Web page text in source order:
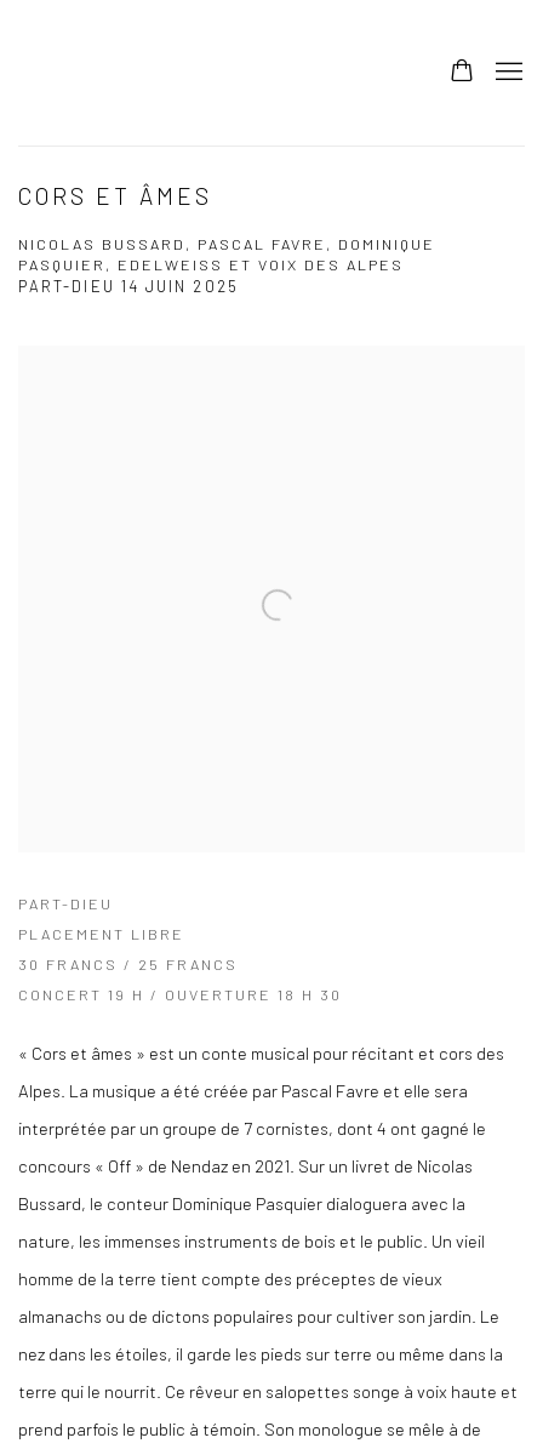
CORS ET ÂMES
NICOLAS BUSSARD, PASCAL FAVRE, DOMINIQUE
PASQUIER, EDELWEISS ET VOIX DES ALPES
PART-DIEU 14 JUIN 2025
PART-DIEU
PLACEMENT LIBRE
30 FRANCS / 25 FRANCS
CONCERT 19 H / OUVERTURE 18 H 30
« Cors et âmes » est un conte musical pour récitant et cors des
Alpes. La musique a été créée par Pascal Favre et elle sera
interprétée par un groupe de 7 cornistes, dont 4 ont gagné le
concours « Off » de Nendaz en 2021. Sur un livret de Nicolas
Bussard, le conteur Dominique Pasquier dialoguera avec la
nature, les immenses instruments de bois et le public. Un vieil
homme de la terre tient compte des préceptes de vieux
almanachs ou de dictons populaires pour cultiver son jardin. Le
nez dans les étoiles, il garde les pieds sur terre ou même dans la
terre qui le nourrit. Ce rêveur en salopettes songe à voix haute et
prend parfois le public à témoin. Son monologue se mêle à de